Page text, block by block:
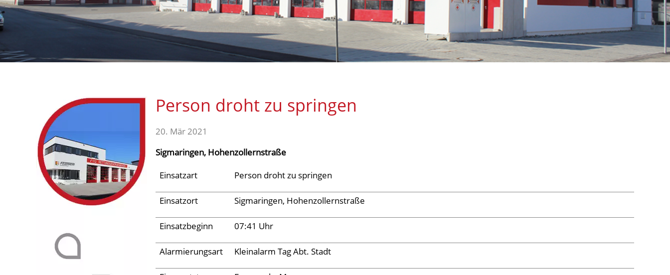
Einsätze
Links
Person droht zu springen
20. Mär 2021
Sigmaringen, Hohenzollernstraße
Einsatzart
Person droht zu springen
Einsatzort Sigmaringen, Hohenzollernstraße
Einsatzbeginn 07:41 Uhr
Alarmierungsart Kleinalarm Tag Abt. Stadt